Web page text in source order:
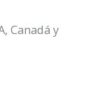
Canadá y